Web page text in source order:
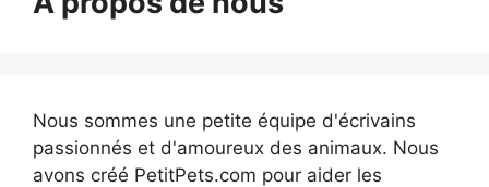
Nous sommes une petite équipe d'écrivains
passionnés et d'amoureux des animaux. Nous
avons créé PetitPets.com pour aider les